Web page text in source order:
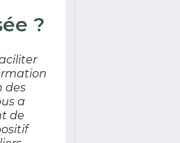
?
des
a
de